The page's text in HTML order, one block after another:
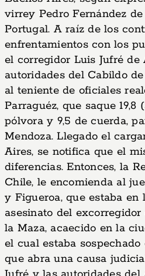
virrey Pedro Fernández
Portugal. A raíz de los
enfrentamientos con los
el corregidor Luis Jufré de
autoridades del Cabildo
al teniente de oficiales
Parraguéz, que saque 19,8
pólvora y 9,5 de cuerda,
Mendoza. Llegado el
Aires, se notifica que el
diferencias. Entonces, la
Chile, le encomienda al
y Figueroa, que estaba
asesinato del
la Maza, acaecido en la
el cual estaba
que abra una causa